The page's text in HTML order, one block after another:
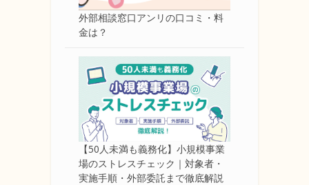
外部相談窓口アンリの口コミ・料
金は？
【50人未満も義務化】小規模事業
場のストレスチェック｜対象者・
実施手順・外部委託まで徹底解説